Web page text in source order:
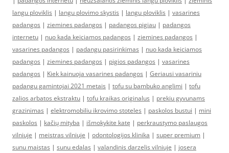
langu ploviklis | langu plovimo skystis | langu ploviklis | vasarines
padangos | ziemines padangos | padangos pigiau | padangos
internetu | nuo kada keiciamos padangos | ziemines padangos |
vasarines padangos | padangu pasirinkimas | nuo kada keiciamos
padangos | ziemines padangos | pigios padangos | vasarines
padangos | Kiek kainuoja vasarines padangos | Geriausi vasariniu
padangu gamintojai 2021 metais | tofu su bambuko anglimi | tofu
zalios arbatos ekstraktu | tofu kraikas originalus | prekiu gyvunams
grazinimas | elektromobiliu ikrovimo stoteles | paskolos bustui | mini
paskolos | kačių mityba | išmokykite katę | perkraustymo paslaugos
vilniuje | meistras vilniuje | odontologijos klinika | super premium |
sunu maistas | sunu edalas | valandinis darzelis vilniuje | josera